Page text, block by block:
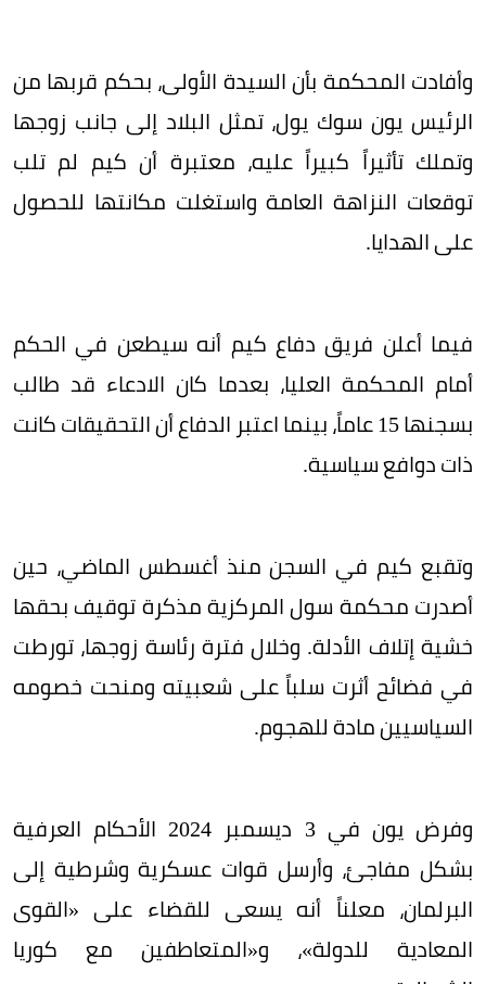
وأفادت المحكمة بأن السيدة الأولى، بحكم قربها من
الرئيس يون سوك يول، تمثل البلاد إلى جانب زوجها
وتملك تأثيراً كبيراً عليه، معتبرة أن كيم لم تلب
توقعات النزاهة العامة واستغلت مكانتها للحصول
على الهدايا.
فيما أعلن فريق دفاع كيم أنه سيطعن في الحكم
أمام المحكمة العليا، بعدما كان الادعاء قد طالب
بسجنها 15 عاماً، بينما اعتبر الدفاع أن التحقيقات كانت
ذات دوافع سياسية.
وتقبع كيم في السجن منذ أغسطس الماضي، حين
أصدرت محكمة سول المركزية مذكرة توقيف بحقها
خشية إتلاف الأدلة. وخلال فترة رئاسة زوجها، تورطت
في فضائح أثرت سلباً على شعبيته ومنحت خصومه
السياسيين مادة للهجوم.
وفرض يون في 3 ديسمبر 2024 الأحكام العرفية
بشكل مفاجئ، وأرسل قوات عسكرية وشرطية إلى
البرلمان، معلناً أنه يسعى للقضاء على «القوى
المعادية للدولة»، و«المتعاطفين مع كوريا